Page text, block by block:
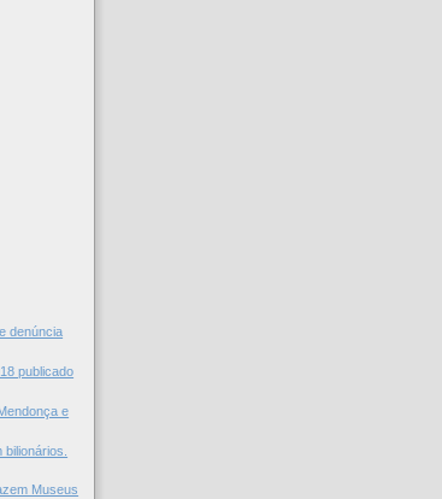
denúncia
publicado
e
Museus